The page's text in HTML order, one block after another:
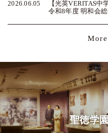
2026.06.05
【光英VERITAS中
令和8年度 明和会
More
聖徳学